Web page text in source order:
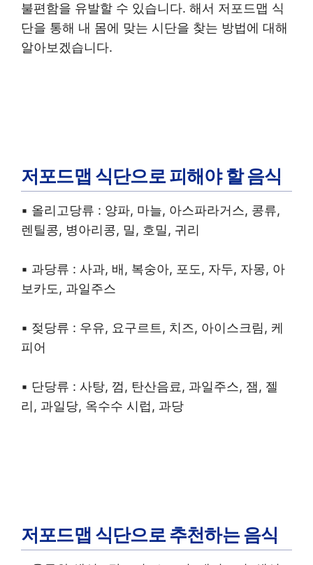
불편함을 유발할 수 있습니다. 해서 저포드맵 식
단을 통해 내 몸에 맞는 시단을 찾는 방법에 대해
알아보겠습니다.
저포드맵 식단으로 피해야 할 음식
▪︎ 올리고당류 : 양파, 마늘, 아스파라거스, 콩류,
렌틸콩, 병아리콩, 밀, 호밀, 귀리
▪︎ 과당류 : 사과, 배, 복숭아, 포도, 자두, 자몽, 아
보카도, 과일주스
▪︎ 젖당류 : 우유, 요구르트, 치즈, 아이스크림, 케
피어
▪︎ 단당류 : 사탕, 껌, 탄산음료, 과일주스, 잼, 젤
리, 과일당, 옥수수 시럽, 과당
저포드맵 식단으로 추천하는 음식